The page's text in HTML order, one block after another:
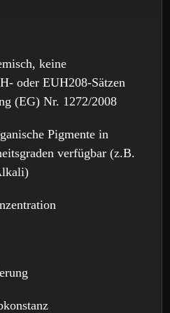
keine
oder EUH208-Sätzen
(EG) Nr. 1272/2008
Pigmente in
verfügbar (z.B.